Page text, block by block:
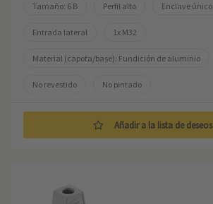
Tamaño: 6 B Perfil alto Enclave único
Entrada lateral 1x M32
Material (capota/base): Fundición de aluminio
No revestido No pintado
Añadir a la lista de deseos